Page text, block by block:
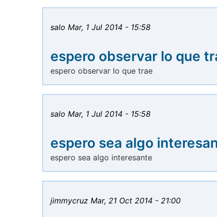
salo Mar, 1 Jul 2014 - 15:58
espero observar lo que
espero observar lo que trae
salo Mar, 1 Jul 2014 - 15:58
espero sea algo
espero sea algo interesante
jimmycruz Mar, 21 Oct 2014 - 21:00